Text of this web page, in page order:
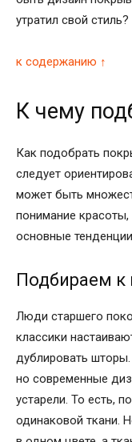
утратил свой стиль?
к содержанию ↑
К чему
Как подобрать
следует
может быть
понимание
основные
Подбираем
Люди старшего
классики
дублировать
но современные
устарели. То есть,
одинаковой ткани.